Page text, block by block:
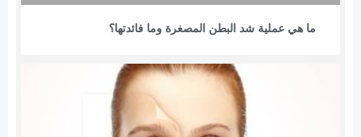
ما هي عملية شد البطن المصغرة وما فائدتها؟